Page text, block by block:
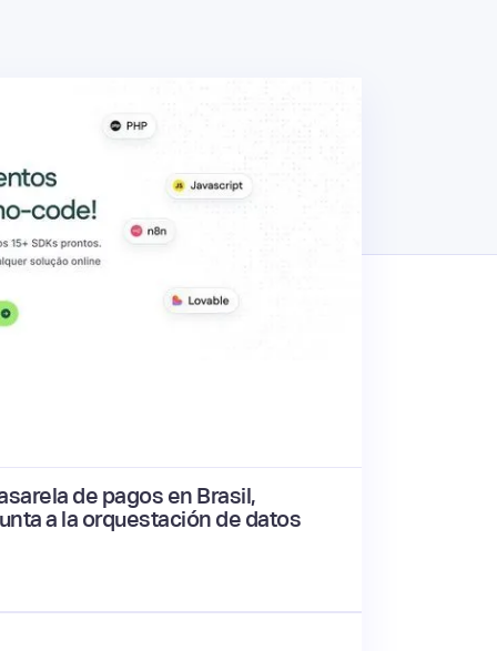
de pagos en Brasil,
a la orquestación de datos